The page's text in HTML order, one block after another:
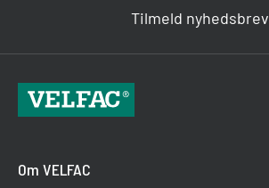
Tilmeld nyhedsbrev
Om VELFAC